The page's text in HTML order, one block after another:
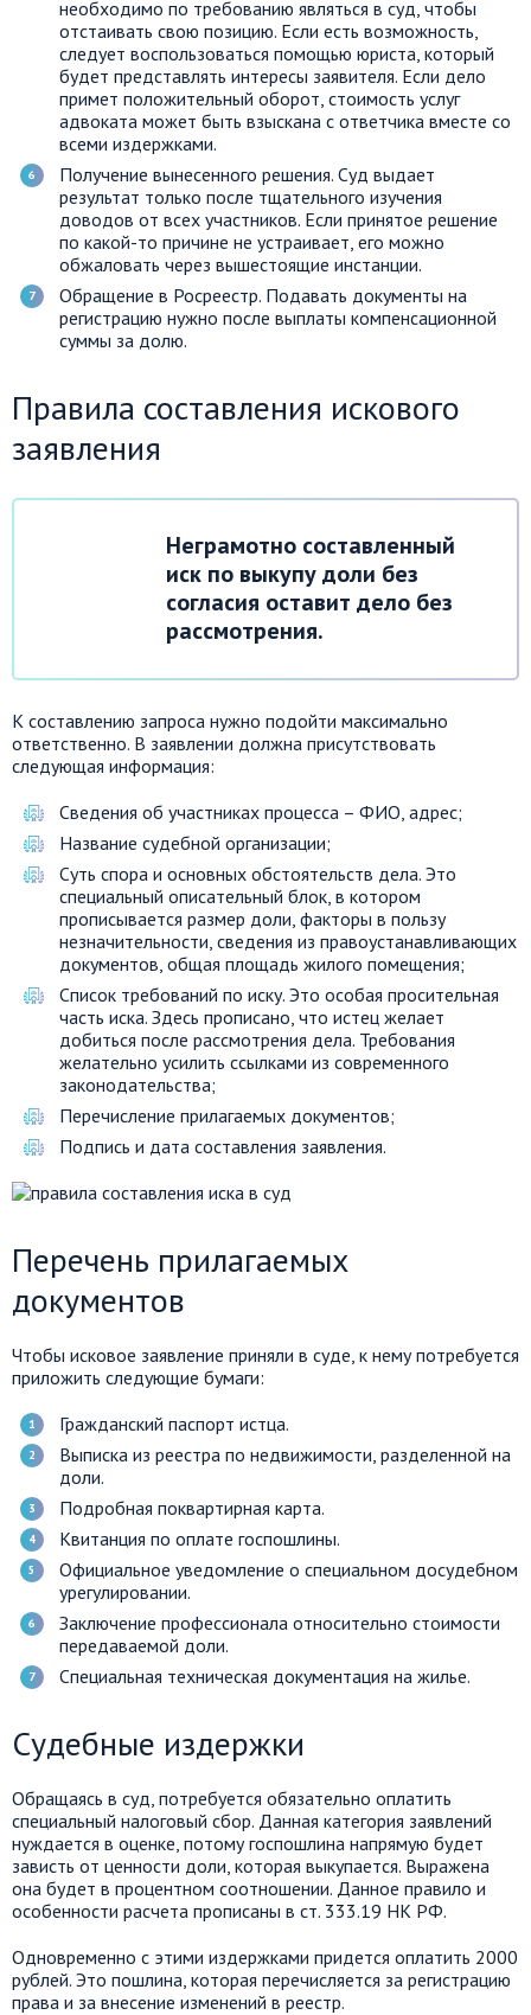
необходимо по требованию являться в суд, чтобы
отстаивать свою позицию. Если есть возможность,
следует воспользоваться помощью юриста, который
будет представлять интересы заявителя. Если дело
примет положительный оборот, стоимость услуг
адвоката может быть взыскана с ответчика вместе со
всеми издержками.
Получение вынесенного решения. Суд выдает
результат только после тщательного изучения
доводов от всех участников. Если принятое решение
по какой-то причине не устраивает, его можно
обжаловать через вышестоящие инстанции.
Обращение в Росреестр. Подавать документы на
регистрацию нужно после выплаты компенсационной
суммы за долю.
Правила составления искового
заявления
Неграмотно составленный
иск по выкупу доли без
согласия оставит дело без
рассмотрения.
К составлению запроса нужно подойти максимально
ответственно. В заявлении должна присутствовать
следующая информация:
Сведения об участниках процесса – ФИО, адрес;
Название судебной организации;
Суть спора и основных обстоятельств дела. Это
специальный описательный блок, в котором
прописывается размер доли, факторы в пользу
незначительности, сведения из правоустанавливающих
документов, общая площадь жилого помещения;
Список требований по иску. Это особая просительная
часть иска. Здесь прописано, что истец желает
добиться после рассмотрения дела. Требования
желательно усилить ссылками из современного
законодательства;
Перечисление прилагаемых документов;
Подпись и дата составления заявления.
Перечень прилагаемых
документов
Чтобы исковое заявление приняли в суде, к нему потребуется
приложить следующие бумаги:
Гражданский паспорт истца.
Выписка из реестра по недвижимости, разделенной на
доли.
Подробная поквартирная карта.
Квитанция по оплате госпошлины.
Официальное уведомление о специальном досудебном
урегулировании.
Заключение профессионала относительно стоимости
передаваемой доли.
Специальная техническая документация на жилье.
Судебные издержки
Обращаясь в суд, потребуется обязательно оплатить
специальный налоговый сбор. Данная категория заявлений
нуждается в оценке, потому госпошлина напрямую будет
зависть от ценности доли, которая выкупается. Выражена
она будет в процентном соотношении. Данное правило и
особенности расчета прописаны в ст. 333.19 НК РФ.
Одновременно с этими издержками придется оплатить 2000
рублей. Это пошлина, которая перечисляется за регистрацию
права и за внесение изменений в реестр.